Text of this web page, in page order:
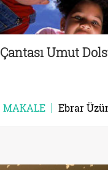
Çantası Umut
MAKALE Ebrar